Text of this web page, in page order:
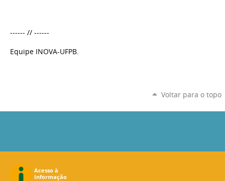
------ // ------
Equipe INOVA-UFPB.
Voltar para o topo